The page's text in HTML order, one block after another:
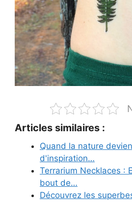
Articles similaires :
Quand la nature
d'inspiration…
Terrarium Necklaces :
bout de…
Découvrez les